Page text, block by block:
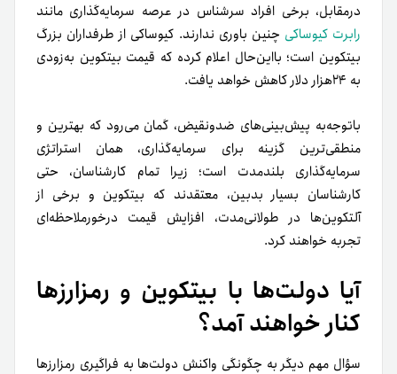
درمقابل، برخی افراد سرشناس در عرصه سرمایه‌گذاری مانند
رابرت کیوساکی چنین باوری ندارند. کیوساکی از طرفداران بزرگ
بیتکوین است؛ با‌این‌حال اعلام کرده که قیمت بیتکوین به‌زودی
به ۲۴هزار دلار کاهش خواهد یافت.
باتوجه‌به پیش‌بینی‌های ضد‌و‌نقیض، گمان می‌رود که بهترین و
منطقی‌ترین گزینه برای سرمایه‌گذاری، همان استراتژی
سرمایه‌گذاری بلندمدت است؛ زیرا تمام کارشناسان، حتی
کارشناسان بسیار بدبین‌‌، معتقدند که بیتکوین و برخی از
آلتکوین‌ها در طولانی‌مدت، افزایش قیمت درخورملاحظه‌ای
تجربه خواهند کرد.
آیا دولت‌ها با بیتکوین و رمزارزها
کنار خواهند آمد؟
سؤال مهم دیگر به چگونگی واکنش دولت‌ها به فراگیری رمزارزها